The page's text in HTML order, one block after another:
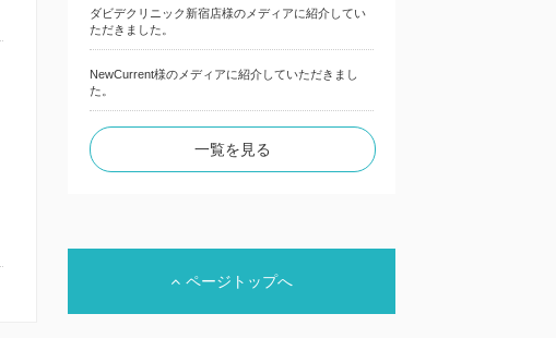
ダビデクリニック新宿店様のメディアに紹介してい
ただきました。
NewCurrent様のメディアに紹介していただきまし
た。
一覧を見る
ページトップへ